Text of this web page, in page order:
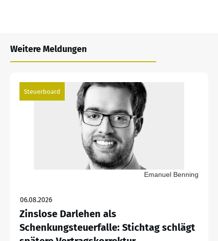
Weitere Meldungen
Steuerboard
Emanuel Benning
06.08.2026
Zinslose Darlehen als
Schenkungsteuerfalle: Stichtag schlägt